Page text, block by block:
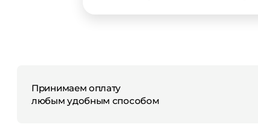
Принимаем оплату
любым удобным способом